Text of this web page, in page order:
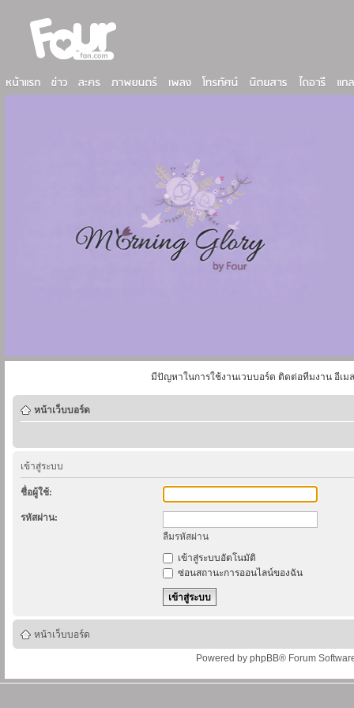
มีปัญหาในการใช้งานเวบบอร์ด ติดต่อทีมงาน อีเม
หน้าเว็บบอร์ด
เข้าสู่ระบบ
ชื่อผู้ใช้:
รหัสผ่าน:
ลืมรหัสผ่าน
เข้าสู่ระบบอัตโนมัติ
ซ่อนสถานะการออนไลน์ของฉัน
หน้าเว็บบอร์ด
Powered by phpBB® Forum